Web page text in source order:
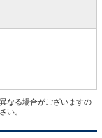
なる場合がございますの
い。